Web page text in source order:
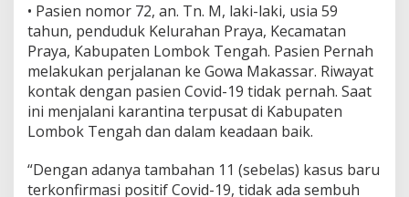
• Pasien nomor 72, an. Tn. M, laki-laki, usia 59
tahun, penduduk Kelurahan Praya, Kecamatan
Praya, Kabupaten Lombok Tengah. Pasien Pernah
melakukan perjalanan ke Gowa Makassar. Riwayat
kontak dengan pasien Covid-19 tidak pernah. Saat
ini menjalani karantina terpusat di Kabupaten
Lombok Tengah dan dalam keadaan baik.
“Dengan adanya tambahan 11 (sebelas) kasus baru
terkonfirmasi positif Covid-19, tidak ada sembuh